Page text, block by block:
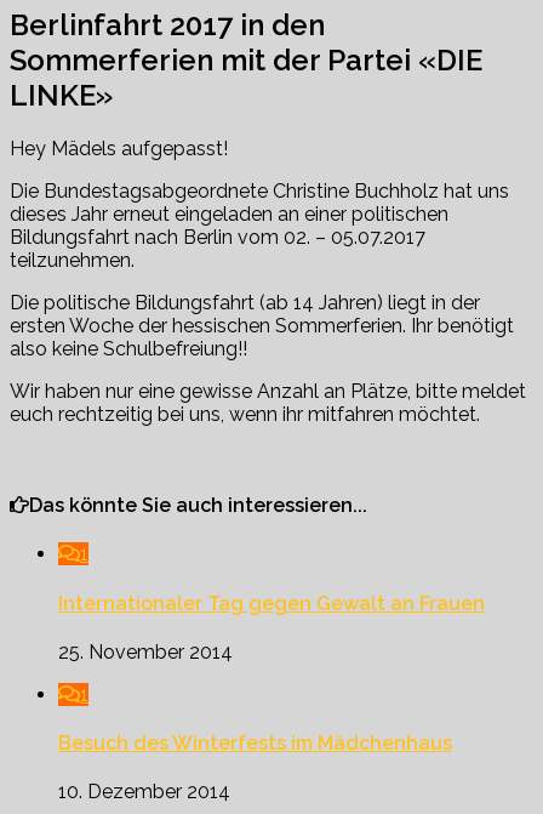
Berlinfahrt 2017 in den
Sommerferien mit der Partei «DIE
LINKE»
Hey Mädels aufgepasst!
Die Bundestagsabgeordnete Christine Buchholz hat uns
dieses Jahr erneut eingeladen an einer politischen
Bildungsfahrt nach Berlin vom 02. – 05.07.2017
teilzunehmen.
Die politische Bildungsfahrt (ab 14 Jahren) liegt in der
ersten Woche der hessischen Sommerferien. Ihr benötigt
also keine Schulbefreiung!!
Wir haben nur eine gewisse Anzahl an Plätze, bitte meldet
euch rechtzeitig bei uns, wenn ihr mitfahren möchtet.
Das könnte Sie auch interessieren...
1
Internationaler Tag gegen Gewalt an Frauen
25. November 2014
1
Besuch des Winterfests im Mädchenhaus
10. Dezember 2014